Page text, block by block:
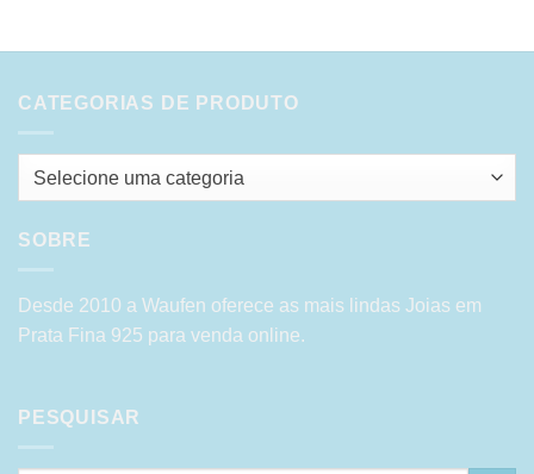
CATEGORIAS DE PRODUTO
Selecione uma categoria
SOBRE
Desde 2010 a Waufen oferece as mais lindas Joias em
Prata Fina 925 para venda online.
PESQUISAR